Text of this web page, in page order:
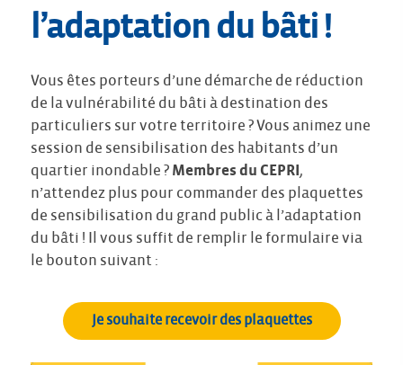
l’adaptation du bâti !
Vous êtes porteurs d’une démarche de réduction
de la vulnérabilité du bâti à destination des
particuliers sur votre territoire ? Vous animez une
session de sensibilisation des habitants d’un
quartier inondable ? Membres du CEPRI ,
n’attendez plus pour commander des plaquettes
de sensibilisation du grand public à l’adaptation
du bâti ! Il vous suffit de remplir le formulaire via
le bouton suivant :
Je souhaite recevoir des plaquettes